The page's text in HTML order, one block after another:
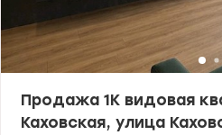
Продажа 1К видовая
Каховская, улица